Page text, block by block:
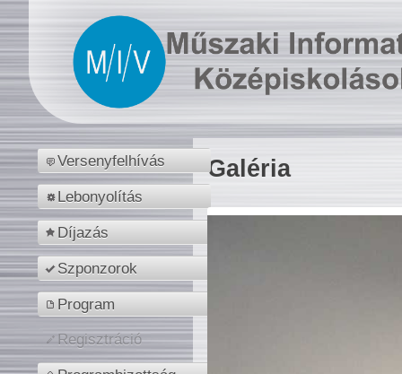
Versenyfelhívás
Lebonyolítás
Díjazás
Szponzorok
Program
Regisztráció
Galéria